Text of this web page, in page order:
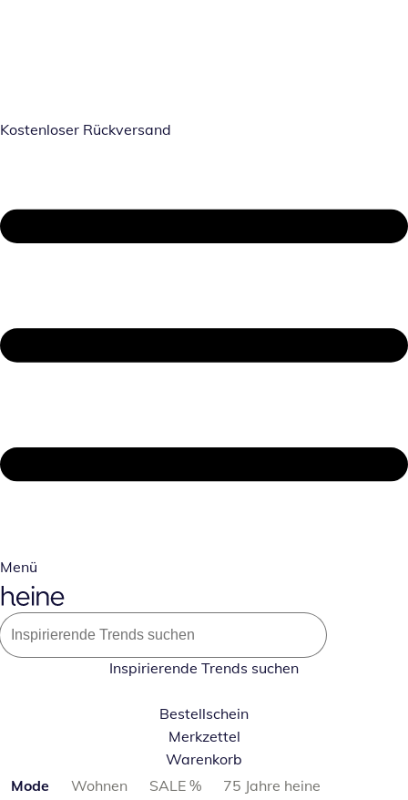
Kostenloser Rückversand
Menü
Inspirierende Trends suchen
Bestellschein
Merkzettel
Warenkorb
Produktkategorien überspringen
Mode Wohnen SALE %
75 Jahre heine